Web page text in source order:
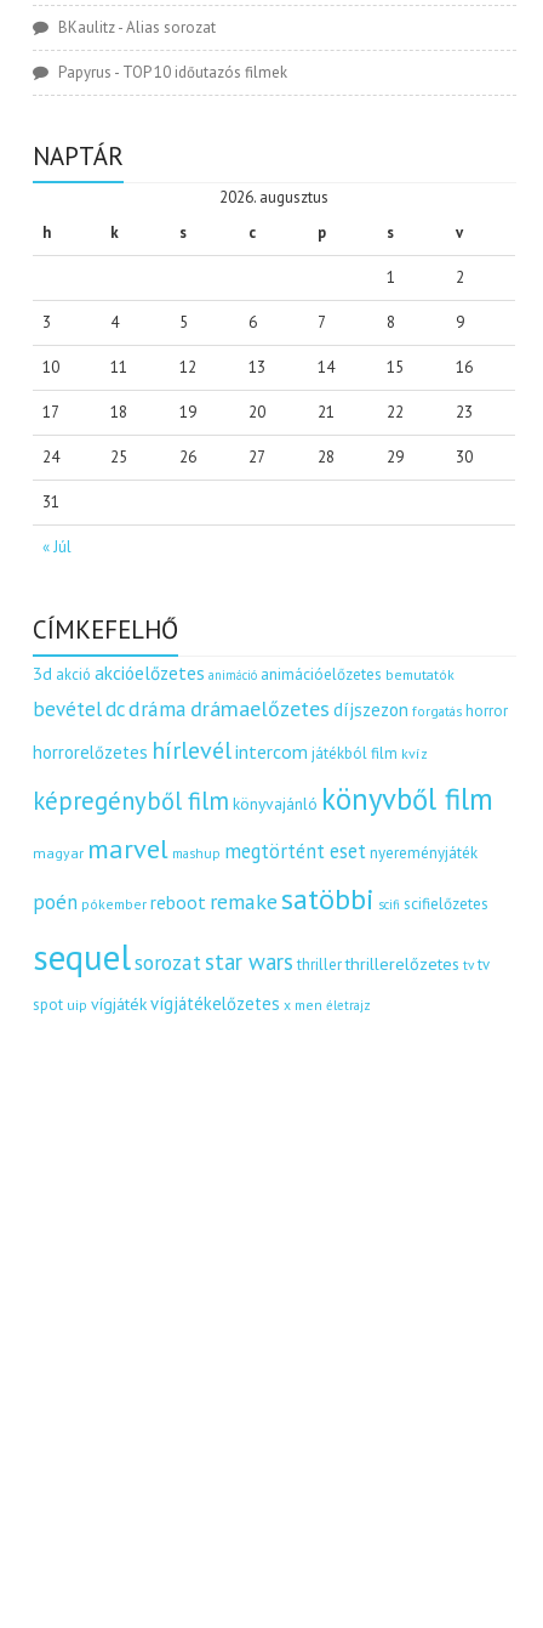
BKaulitz-Alias sorozat
Papyrus - TOP 10 időutazós filmek
NAPTÁR
2026. augusztus
h
k s c p s v
« Júl
1 2
3 4 5 6 7 8 9
10 11 12 13 14 15 16
17 18 19 20 21 22 23
24 25 26 27 28 29 30
31
CÍMKEFELHŐ
3d akció akcióelőzetes animáció animációelőzetes bemutatók
bevételdcdráma drámaelőzetes díjszezon forgatás horror
horrorelőzetes hírlevélintercom játékból film kvíz
képregényből film könyvajánló könyvből film
magyar marvel mashup megtörtént eset nyereményjáték
poén pókember reboot remakesatöbbi scifi scifielőzetes
sequelsorozatstar wars thriller thrillerelőzetes tv tv
spot uip vígjátékvígjátékelőzetes x men életrajz